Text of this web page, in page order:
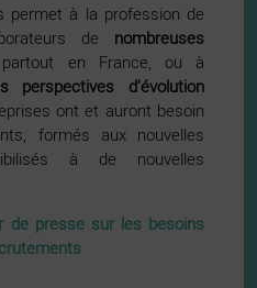
permet à la profession de
de nombreuses
partout en France, ou à
perspectives d’évolution
ont et auront besoin
formés aux nouvelles
à de nouvelles
presse sur les besoins